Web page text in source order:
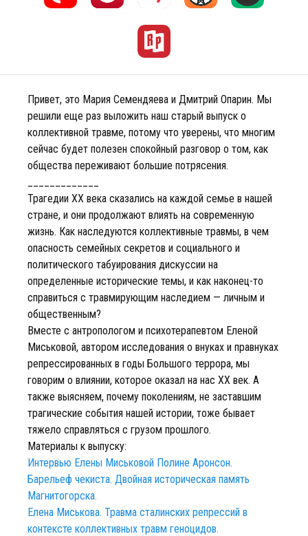
Привет, это Мария Семендяева и Дмитрий Опарин. Мы
решили еще раз выложить наш старый выпуск о
коллективной травме, потому что уверены, что многим
сейчас будет полезен спокойный разговор о том, как
общества переживают большие потрясения.
Трагедии XX века сказались на каждой семье в нашей
стране, и они продолжают влиять на современную
жизнь. Как наследуются коллективные травмы, в чем
опасность семейных секретов и социального и
политического табуирования дискуссии на
определенные исторические темы, и как наконец-то
справиться с травмирующим наследием — личным и
общественным?
Вместе с антропологом и психотерапевтом Еленой
Миськовой, автором исследования о внуках и правнуках
репрессированных в годы Большого террора, мы
говорим о влиянии, которое оказал на нас XX век. А
также выясняем, почему поколениям, не заставшим
трагические события нашей истории, тоже бывает
тяжело справляться с грузом прошлого.
Материалы к выпуску:
Интервью Елены Миськовой Полине Аронсон.
Барельеф чекиста. Двойная историческая память
Магнитогорска.
Елена Миськова. Травма сталинских репрессий в
контексте коллективных травм геноцидов.